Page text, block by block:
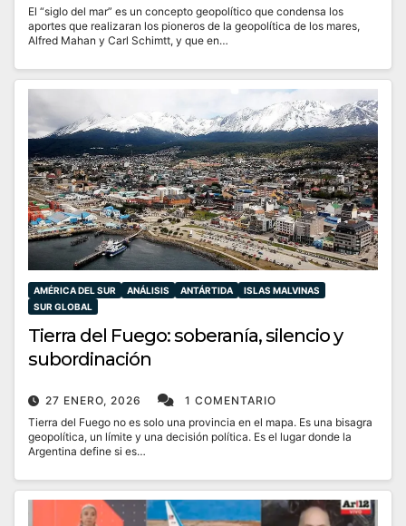
El “siglo del mar” es un concepto geopolítico que condensa los
aportes que realizaran los pioneros de la geopolítica de los mares,
Alfred Mahan y Carl Schimtt, y que en…
AMÉRICA DEL SUR ANÁLISIS ANTÁRTIDA
ISLAS MALVINAS
SUR GLOBAL
Tierra del Fuego: soberanía, silencio y
subordinación
27 ENERO, 2026
1 COMENTARIO
Tierra del Fuego no es solo una provincia en el mapa. Es una bisagra
geopolítica, un límite y una decisión política. Es el lugar donde la
Argentina define si es…